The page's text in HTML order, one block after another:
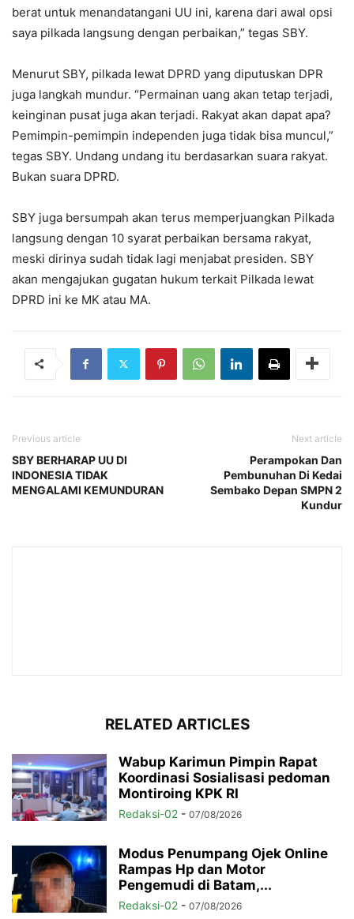
berat untuk menandatangani UU ini, karena dari awal opsi
saya pilkada langsung dengan perbaikan,” tegas SBY.
Menurut SBY, pilkada lewat DPRD yang diputuskan DPR
juga langkah mundur. “Permainan uang akan tetap terjadi,
keinginan pusat juga akan terjadi. Rakyat akan dapat apa?
Pemimpin-pemimpin independen juga tidak bisa muncul,”
tegas SBY. Undang undang itu berdasarkan suara rakyat.
Bukan suara DPRD.
SBY juga bersumpah akan terus memperjuangkan Pilkada
langsung dengan 10 syarat perbaikan bersama rakyat,
meski dirinya sudah tidak lagi menjabat presiden. SBY
akan mengajukan gugatan hukum terkait Pilkada lewat
DPRD ini ke MK atau MA.
Previous article
SBY BERHARAP UU DI
INDONESIA TIDAK
MENGALAMI KEMUNDURAN
Next article
Perampokan Dan
Pembunuhan Di Kedai
Sembako Depan SMPN 2
Kundur
RELATED ARTICLES
Wabup Karimun Pimpin Rapat
Koordinasi Sosialisasi pedoman
Montiroing KPK RI
Redaksi-02 - 07/08/2026
Modus Penumpang Ojek Online
Rampas Hp dan Motor
Pengemudi di Batam,...
Redaksi-02 - 07/08/2026